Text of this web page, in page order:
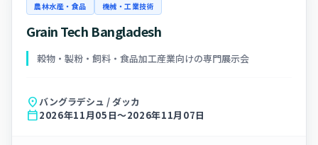
農林水産・食品 機械・工業技術
Grain Tech Bangladesh
穀物・製粉・飼料・食品加工産業向けの専門展示会
location_onバングラデシュ / ダッカ
calendar_today2026年11月05日～2026年11月07日